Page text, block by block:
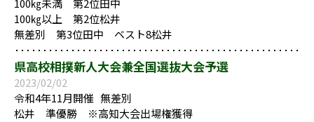
100㎏未満 第2位田中
100㎏以上 第2位松井
無差別 第3位田中 ベスト8松井
県高校相撲新人大会兼全国選抜大会予選
2023/02/02
令和4年11月開催 無差別
松井 準優勝 ※高知大会出場権獲得